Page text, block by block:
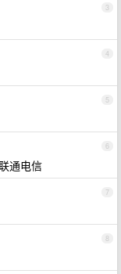
3
4
5
6
通电信
7
8